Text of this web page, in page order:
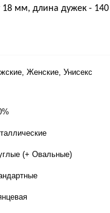
18 мм, длина дужек -
Женские, Унисекс
(+ Овальные)